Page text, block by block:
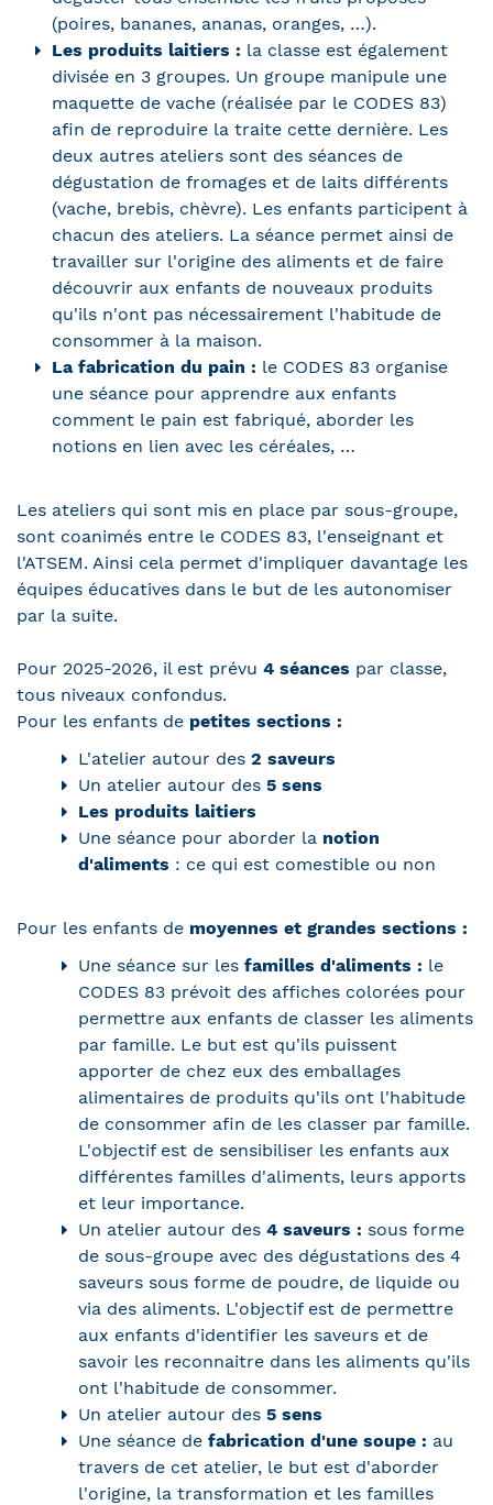
(poires, bananes, ananas, oranges, …).
Les produits laitiers : la classe est également
divisée en 3 groupes. Un groupe manipule une
maquette de vache (réalisée par le CODES 83)
afin de reproduire la traite cette dernière. Les
deux autres ateliers sont des séances de
dégustation de fromages et de laits différents
(vache, brebis, chèvre). Les enfants participent à
chacun des ateliers. La séance permet ainsi de
travailler sur l'origine des aliments et de faire
découvrir aux enfants de nouveaux produits
qu'ils n'ont pas nécessairement l'habitude de
consommer à la maison.
La fabrication du pain : le CODES 83 organise
une séance pour apprendre aux enfants
comment le pain est fabriqué, aborder les
notions en lien avec les céréales, …
Les ateliers qui sont mis en place par sous-groupe,
sont coanimés entre le CODES 83, l'enseignant et
l'ATSEM. Ainsi cela permet d'impliquer davantage les
équipes éducatives dans le but de les autonomiser
par la suite.
Pour 2025-2026, il est prévu 4 séances par classe,
tous niveaux confondus.
Pour les enfants de petites sections :
L'atelier autour des 2 saveurs
Un atelier autour des 5 sens
Les produits laitiers
Une séance pour aborder la notion
d'aliments : ce qui est comestible ou non
Pour les enfants de moyennes et grandes sections :
Une séance sur les familles d'aliments : le
CODES 83 prévoit des affiches colorées pour
permettre aux enfants de classer les aliments
par famille. Le but est qu'ils puissent
apporter de chez eux des emballages
alimentaires de produits qu'ils ont l'habitude
de consommer afin de les classer par famille.
L'objectif est de sensibiliser les enfants aux
différentes familles d'aliments, leurs apports
et leur importance.
Un atelier autour des 4 saveurs : sous forme
de sous-groupe avec des dégustations des 4
saveurs sous forme de poudre, de liquide ou
via des aliments. L'objectif est de permettre
aux enfants d'identifier les saveurs et de
savoir les reconnaitre dans les aliments qu'ils
ont l'habitude de consommer.
Un atelier autour des 5 sens
Une séance de fabrication d'une soupe : au
travers de cet atelier, le but est d'aborder
l'origine, la transformation et les familles